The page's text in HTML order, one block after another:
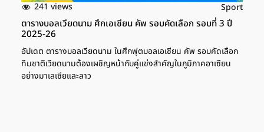
241 views Sport
ตารางบอลเวียดนาม ศึกเอเชียน คัพ รอบคัดเลือก รอบที่ 3 ปี
2025-26
อัปเดต ตารางบอลเวียดนาม ในศึกฟุตบอลเอเชียน คัพ รอบคัดเลือก
ทีมชาติเวียดนามต้องเผชิญหน้ากับคู่แข่งสำคัญในภูมิภาคอาเซียน
อย่างมาเลเซียและลาว